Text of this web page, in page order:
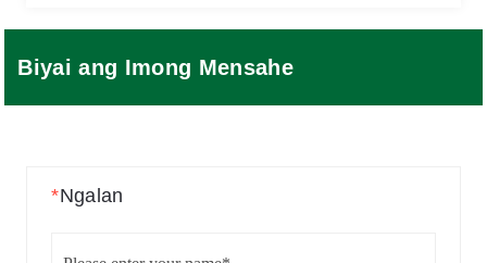
Biyai ang Imong Mensahe
*Ngalan